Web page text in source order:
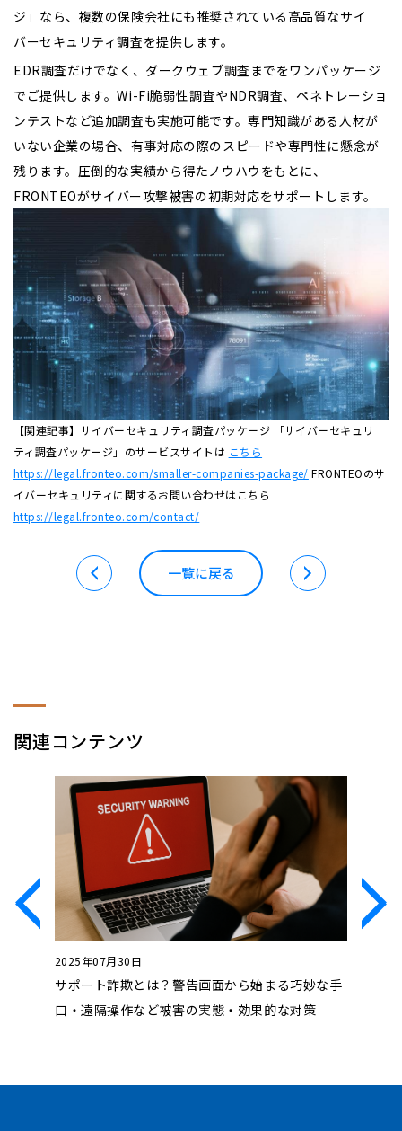
ジ」なら、複数の保険会社にも推奨されている高品質なサイ
バーセキュリティ調査を提供します。
EDR調査だけでなく、ダークウェブ調査までをワンパッケージ
でご提供します。Wi-Fi脆弱性調査やNDR調査、ペネトレーショ
ンテストなど追加調査も実施可能です。専門知識がある人材が
いない企業の場合、有事対応の際のスピードや専門性に懸念が
残ります。圧倒的な実績から得たノウハウをもとに、
FRONTEOがサイバー攻撃被害の初期対応をサポートします。
【関連記事】サイバーセキュリティ調査パッケージ 「サイバーセキュリ
ティ調査パッケージ」のサービスサイトは こちら
https://legal.fronteo.com/smaller-companies-package/ FRONTEOのサ
イバーセキュリティに関するお問い合わせはこちら
https://legal.fronteo.com/contact/
一覧に戻る
関連コンテンツ
2025年07月30日
サポート詐欺とは？警告画面から始まる巧妙な手
口・遠隔操作など被害の実態・効果的な対策